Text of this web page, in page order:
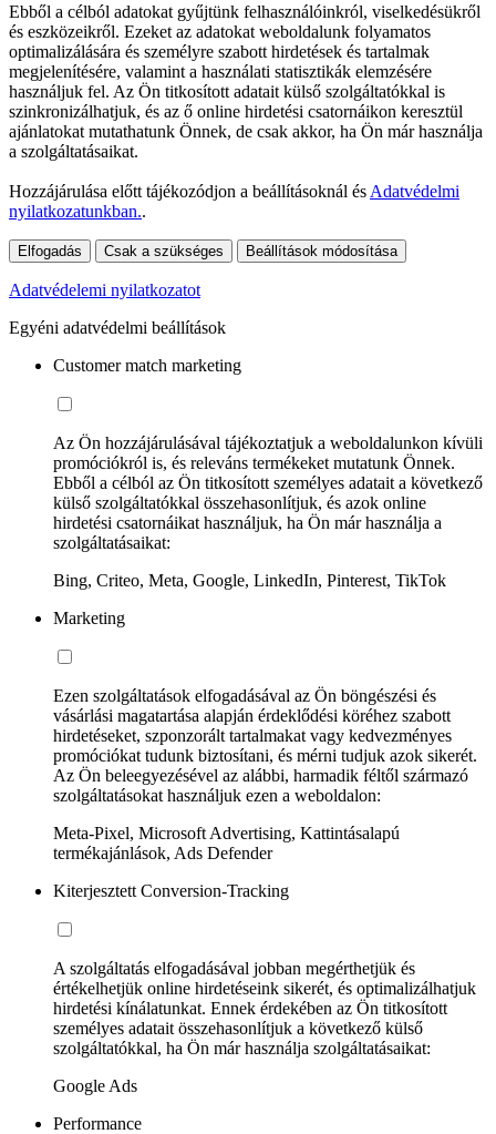
Ebből a célból adatokat gyűjtünk felhasználóinkról, viselkedésükről
és eszközeikről. Ezeket az adatokat weboldalunk folyamatos
optimalizálására és személyre szabott hirdetések és tartalmak
megjelenítésére, valamint a használati statisztikák elemzésére
használjuk fel. Az Ön titkosított adatait külső szolgáltatókkal is
szinkronizálhatjuk, és az ő online hirdetési csatornáikon keresztül
ajánlatokat mutathatunk Önnek, de csak akkor, ha Ön már használja
a szolgáltatásaikat.
Hozzájárulása előtt tájékozódjon a beállításoknál és Adatvédelmi
nyilatkozatunkban..
Elfogadás Csak a szükséges Beállítások módosítása
Adatvédelemi nyilatkozatot
Egyéni adatvédelmi beállítások
Customer match marketing
Az Ön hozzájárulásával tájékoztatjuk a weboldalunkon kívüli
promóciókról is, és releváns termékeket mutatunk Önnek.
Ebből a célból az Ön titkosított személyes adatait a következő
külső szolgáltatókkal összehasonlítjuk, és azok online
hirdetési csatornáikat használjuk, ha Ön már használja a
szolgáltatásaikat:
Bing, Criteo, Meta, Google, LinkedIn, Pinterest, TikTok
Marketing
Ezen szolgáltatások elfogadásával az Ön böngészési és
vásárlási magatartása alapján érdeklődési köréhez szabott
hirdetéseket, szponzorált tartalmakat vagy kedvezményes
promóciókat tudunk biztosítani, és mérni tudjuk azok sikerét.
Az Ön beleegyezésével az alábbi, harmadik féltől származó
szolgáltatásokat használjuk ezen a weboldalon:
Meta-Pixel, Microsoft Advertising, Kattintásalapú
termékajánlások, Ads Defender
Kiterjesztett Conversion-Tracking
A szolgáltatás elfogadásával jobban megérthetjük és
értékelhetjük online hirdetéseink sikerét, és optimalizálhatjuk
hirdetési kínálatunkat. Ennek érdekében az Ön titkosított
személyes adatait összehasonlítjuk a következő külső
szolgáltatókkal, ha Ön már használja szolgáltatásaikat:
Google Ads
Performance